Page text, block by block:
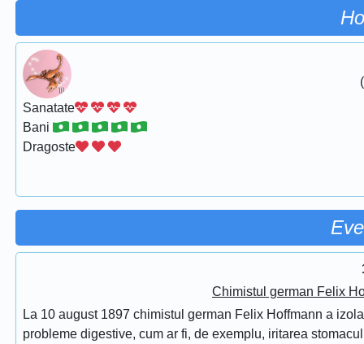
Sanatate
Bani
Dragoste
Chimistul german Felix
La 10 august 1897 chimistul german Felix Hoffmann a
probleme digestive, cum ar fi, de exemplu, iritarea